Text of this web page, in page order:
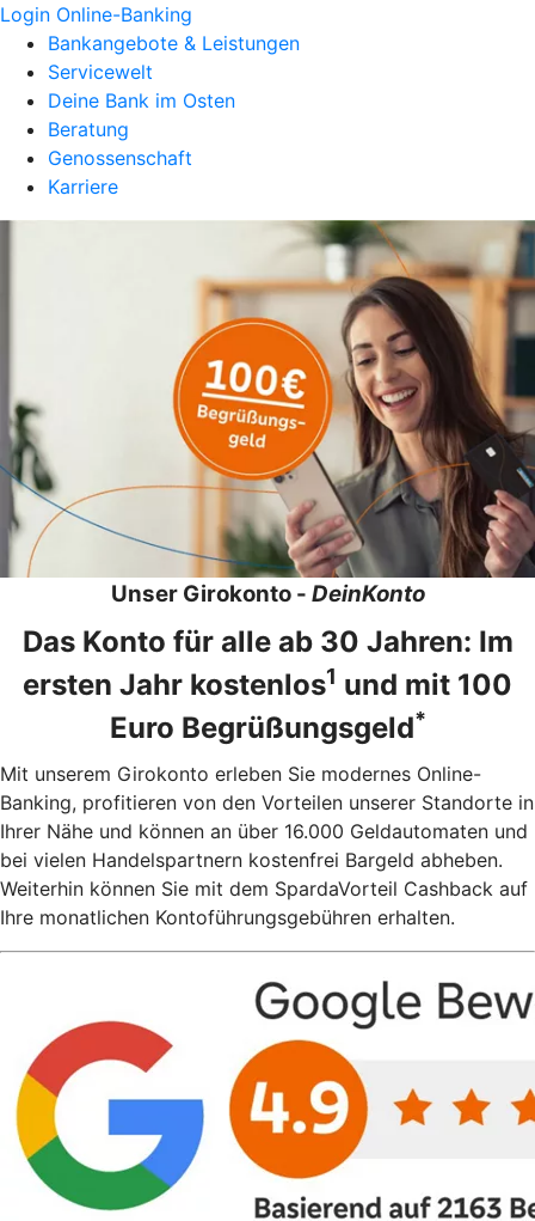
Login Online-Banking
Bankangebote & Leistungen
Servicewelt
Deine Bank im Osten
Beratung
Genossenschaft
Karriere
Unser Girokonto - DeinKonto
Das Konto für alle ab 30 Jahren: Im
ersten Jahr kostenlos1 und mit 100
Euro Begrüßungsgeld*
Mit unserem Girokonto erleben Sie modernes Online-
Banking, profitieren von den Vorteilen unserer Standorte in
Ihrer Nähe und können an über 16.000 Geldautomaten und
bei vielen Handelspartnern kostenfrei Bargeld abheben.
Weiterhin können Sie mit dem SpardaVorteil Cashback auf
Ihre monatlichen Kontoführungsgebühren erhalten.